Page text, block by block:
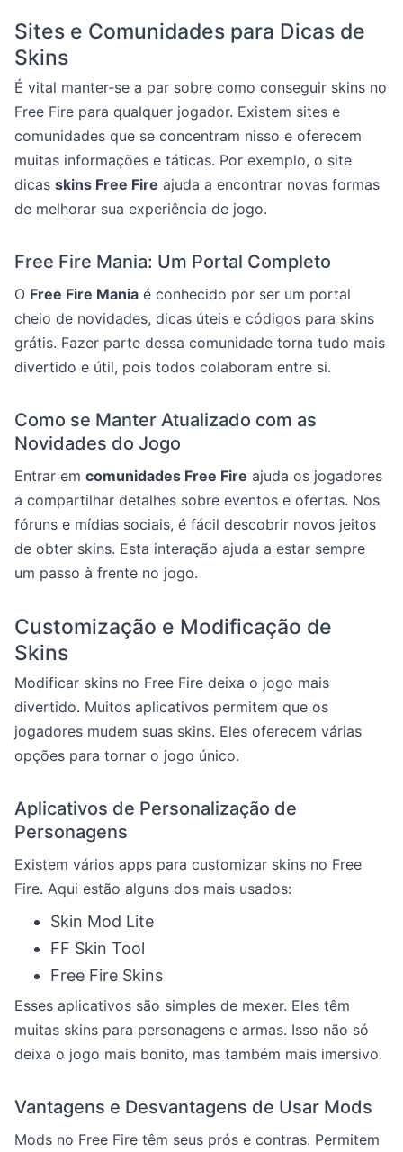
Sites e Comunidades para Dicas de
Skins
É vital manter-se a par sobre como conseguir skins no
Free Fire para qualquer jogador. Existem sites e
comunidades que se concentram nisso e oferecem
muitas informações e táticas. Por exemplo, o site
dicas skins Free Fire ajuda a encontrar novas formas
de melhorar sua experiência de jogo.
Free Fire Mania: Um Portal Completo
O Free Fire Mania é conhecido por ser um portal
cheio de novidades, dicas úteis e códigos para skins
grátis. Fazer parte dessa comunidade torna tudo mais
divertido e útil, pois todos colaboram entre si.
Como se Manter Atualizado com as
Novidades do Jogo
Entrar em comunidades Free Fire ajuda os jogadores
a compartilhar detalhes sobre eventos e ofertas. Nos
fóruns e mídias sociais, é fácil descobrir novos jeitos
de obter skins. Esta interação ajuda a estar sempre
um passo à frente no jogo.
Customização e Modificação de
Skins
Modificar skins no Free Fire deixa o jogo mais
divertido. Muitos aplicativos permitem que os
jogadores mudem suas skins. Eles oferecem várias
opções para tornar o jogo único.
Aplicativos de Personalização de
Personagens
Existem vários apps para customizar skins no Free
Fire. Aqui estão alguns dos mais usados:
Skin Mod Lite
FF Skin Tool
Free Fire Skins
Esses aplicativos são simples de mexer. Eles têm
muitas skins para personagens e armas. Isso não só
deixa o jogo mais bonito, mas também mais imersivo.
Vantagens e Desvantagens de Usar Mods
Mods no Free Fire têm seus prós e contras. Permitem